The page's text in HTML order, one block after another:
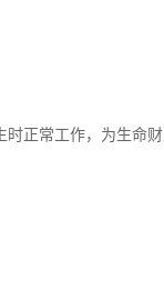
正常工作，为生命财